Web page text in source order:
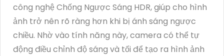
công nghệ Chống Ngược Sáng HDR, giúp cho hình
ảnh trở nên rõ ràng hơn khi bị ánh sáng ngược
chiều. Nhờ vào tính năng này, camera có thể tự
động điều chỉnh độ sáng và tối để tạo ra hình ảnh